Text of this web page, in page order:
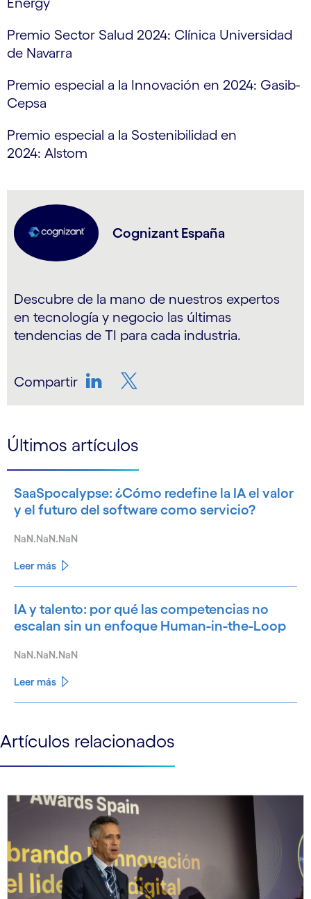
Premio Sector Salud 2024: Clínica Universidad
de Navarra
Premio especial a la Innovación en 2024: Gasib-
Cepsa
Premio especial a la Sostenibilidad en
2024: Alstom
Cognizant España
Descubre de la mano de nuestros expertos
en tecnología y negocio las últimas
tendencias de TI para cada industria.
Compartir
Últimos artículos
SaaSpocalypse: ¿Cómo redefine la IA el valor
y el futuro del software como servicio?
NaN.NaN.NaN
Leer más
IA y talento: por qué las competencias no
escalan sin un enfoque Human-in-the-Loop
NaN.NaN.NaN
Leer más
See more See less
Artículos relacionados